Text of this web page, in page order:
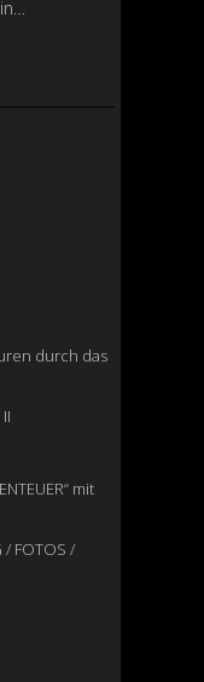
durch das
mit
/ FOTOS /